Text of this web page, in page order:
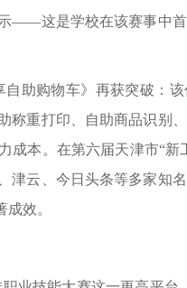
——这是学校在该赛事中
助购物车》再获突破：
称重打印、自助商品识别
成本。在第六届天津市“新
津云、今日头条等多家知
效。